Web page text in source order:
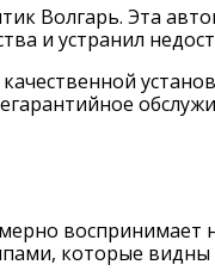
Волгарь. Эта
и устранил
воспринимает
которые видны